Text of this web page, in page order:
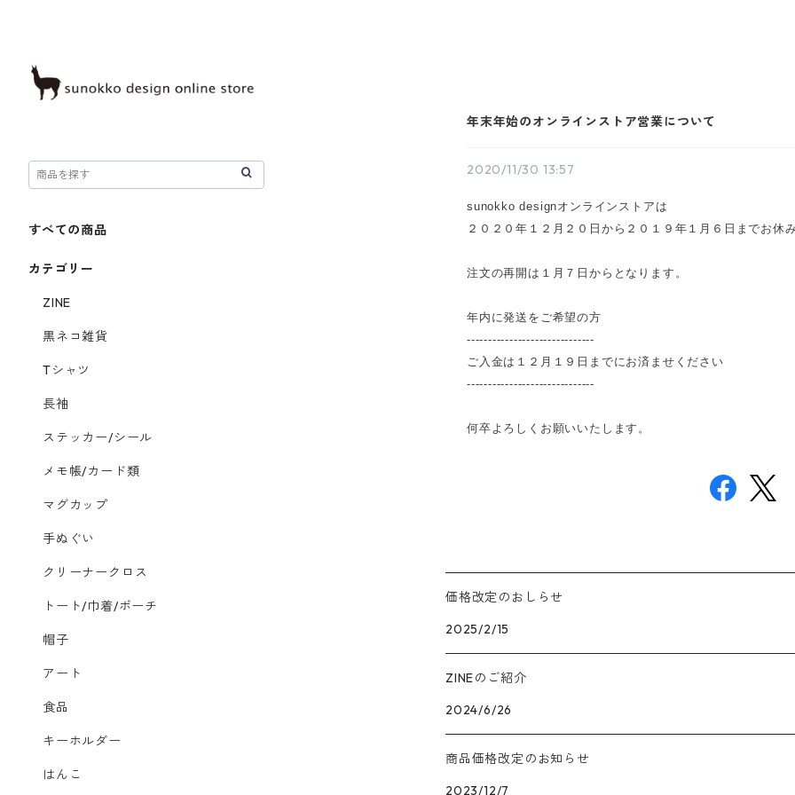
年末年始のオンラインストア営業について
2020/11/30 13:57
sunokko designオンラインストアは
２０２０年１２月２０日から２０１９年１月６日までお休
注文の再開は１月７日からとなります。
年内に発送をご希望の方
------------------------------
ご入金は１２月１９日までにお済ませください
------------------------------
何卒よろしくお願いいたします。
価格改定のおしらせ
2025/2/15
ZINEのご紹介
2024/6/26
商品価格改定のお知らせ
2023/12/7
すべての商品
カテゴリー
ZINE
黒ネコ雑貨
Tシャツ
長袖
ステッカー/シール
メモ帳/カード類
マグカップ
手ぬぐい
クリーナークロス
トート/巾着/ポーチ
帽子
アート
食品
キーホルダー
はんこ